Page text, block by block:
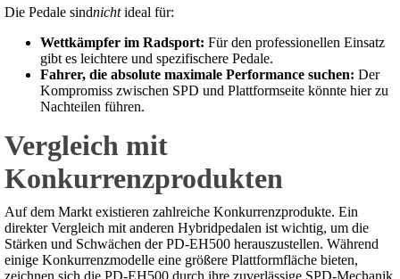
Die Pedale sindnichtideal für:
Wettkämpfer im Radsport: Für den professionellen Einsatz
gibt es leichtere und spezifischere Pedale.
Fahrer, die absolute maximale Performance suchen: Der
Kompromiss zwischen SPD und Plattformseite könnte hier zu
Nachteilen führen.
Vergleich mit
Konkurrenzprodukten
Auf dem Markt existieren zahlreiche Konkurrenzprodukte. Ein
direkter Vergleich mit anderen Hybridpedalen ist wichtig, um die
Stärken und Schwächen der PD-EH500 herauszustellen. Während
einige Konkurrenzmodelle eine größere Plattformfläche bieten,